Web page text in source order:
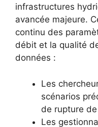
infrastructures
avancée majeure.
continu des
débit et la qualité
données :
Les
scénarios
de rupture
Les